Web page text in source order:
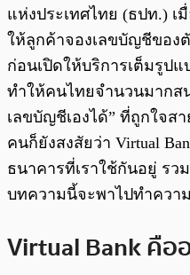
แห่งประเทศไทย (ธปท.) เ
ให้ลูกค้าจองเลขบัญชีของ
ก่อนเปิดให้บริการเต็มรูป
ทำให้คนไทยจำนวนมากส
เลขบัญชีเองได้” ที่ถูกใจส
คนก็ยังสงสัยว่า Virtual
ธนาคารที่เราใช้กันอยู่ รว
บทความนี้จะพาไปทำควา
Virtual Bank คืออ